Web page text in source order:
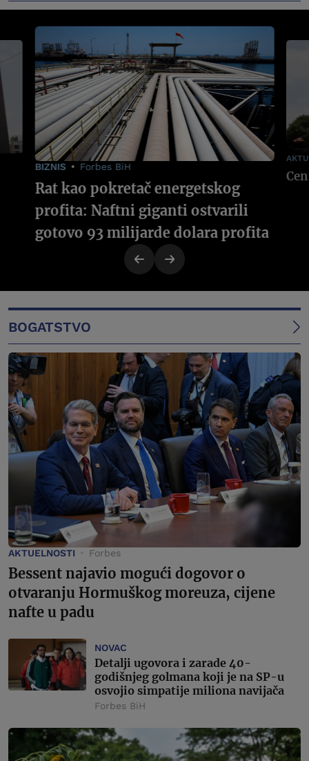
BIZNIS Forbes BiH
Rat kao pokretač energetskog
profita: Naftni giganti ostvarili
gotovo 93 milijarde dolara profita
BOGATSTVO
AKTUELNOSTI Forbes
Bessent najavio mogući dogovor o
otvaranju Hormuškog moreuza, cijene
nafte u padu
NOVAC
Detalji ugovora i zarade 40-
godišnjeg golmana koji je na SP-u
osvojio simpatije miliona navijača
Forbes BiH